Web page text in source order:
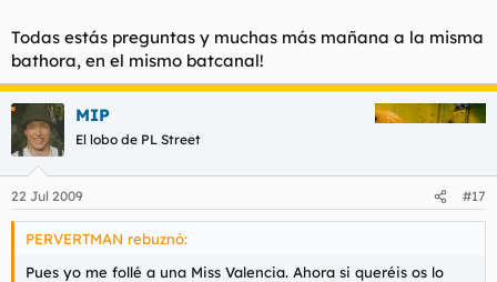
Todas estás preguntas y muchas más mañana a la misma
bathora, en el mismo batcanal!
MIP
El lobo de PL Street
22 Jul 2009 #17
PERVERTMAN rebuznó:
Pues yo me follé a una Miss Valencia. Ahora si queréis os lo